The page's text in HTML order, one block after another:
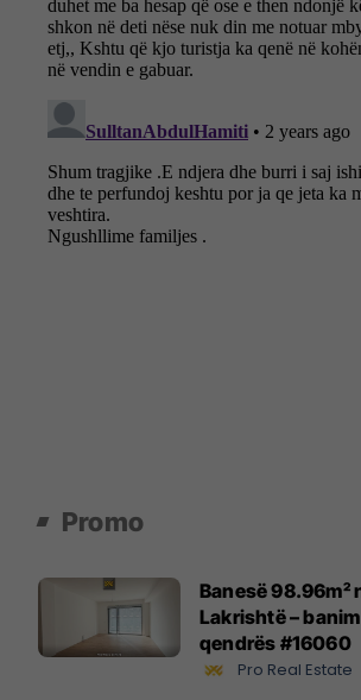
Promo
Banesë 98.96m²
Lakrishtë –
qendrës #16060
Pro Real Estate